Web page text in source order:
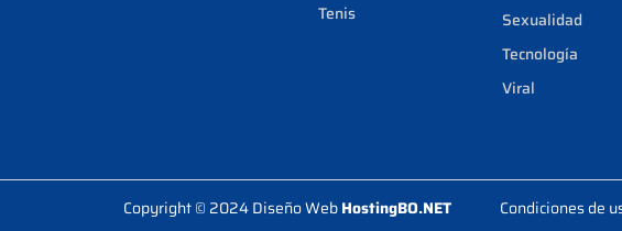
Tenis
Sexualidad
Tecnología
Viral
Copyright © 2024 Diseño WebHostingBO.NET Condiciones de